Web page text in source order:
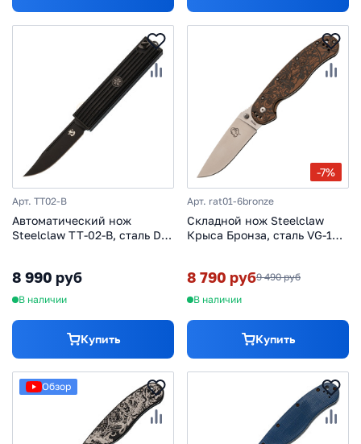
Арт. TT02-B
Автоматический нож
Steelclaw TT-02-B, сталь D2,
8 990 руб
В наличии
Купить
-7%
Арт. rat01-6bronze
Складной нож Steelclaw
Крыса Бронза, сталь VG-10,
8 790 руб9 490 руб
В наличии
Купить
Обзор